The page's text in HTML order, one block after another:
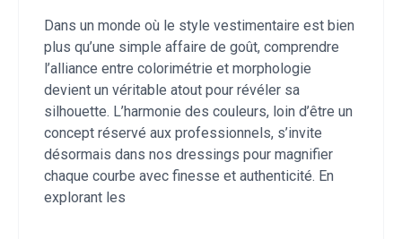
Dans un monde où le style vestimentaire est bien
plus qu’une simple affaire de goût, comprendre
l’alliance entre colorimétrie et morphologie
devient un véritable atout pour révéler sa
silhouette. L’harmonie des couleurs, loin d’être un
concept réservé aux professionnels, s’invite
désormais dans nos dressings pour magnifier
chaque courbe avec finesse et authenticité. En
explorant les